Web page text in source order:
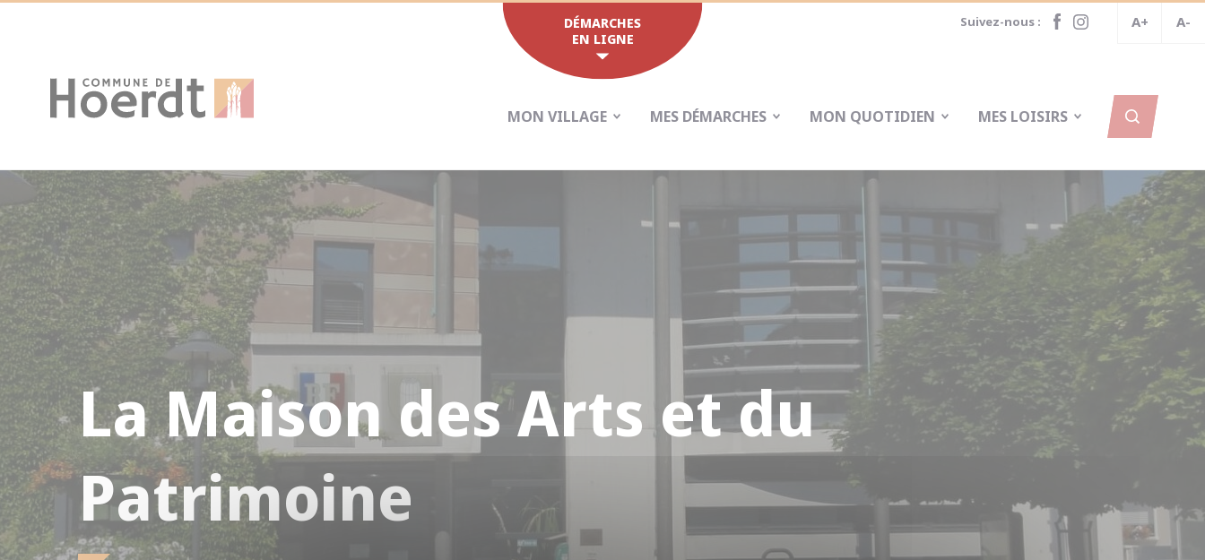
DÉMARCHES
EN LIGNE
Suivez-nous : A+ A-
MON VILLAGE MES DÉMARCHES MON QUOTIDIEN MES LOISIRS
La Maison des Arts et du
Patrimoine